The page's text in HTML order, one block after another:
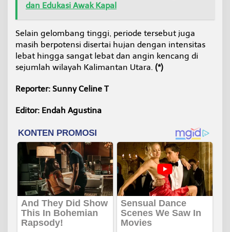
dan Edukasi Awak Kapal
Selain gelombang tinggi, periode tersebut juga
masih berpotensi disertai hujan dengan intensitas
lebat hingga sangat lebat dan angin kencang di
sejumlah wilayah Kalimantan Utara. (*)
Reporter: Sunny Celine T
Editor: Endah Agustina